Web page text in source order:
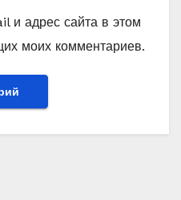
и адрес сайта в этом
моих комментариев.